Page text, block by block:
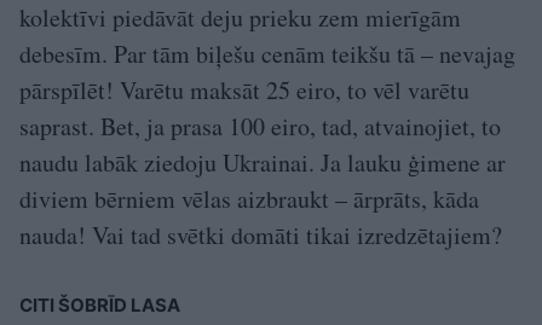
kolektīvi piedāvāt deju prieku zem mierīgām
debesīm. Par tām biļešu cenām teikšu tā – nevajag
pārspīlēt! Varētu maksāt 25 eiro, to vēl varētu
saprast. Bet, ja prasa 100 eiro, tad, atvainojiet, to
naudu labāk ziedoju Ukrainai. Ja lauku ģimene ar
diviem bērniem vēlas aizbraukt – ārprāts, kāda
nauda! Vai tad svētki domāti tikai izredzētajiem?
CITI ŠOBRĪD LASA